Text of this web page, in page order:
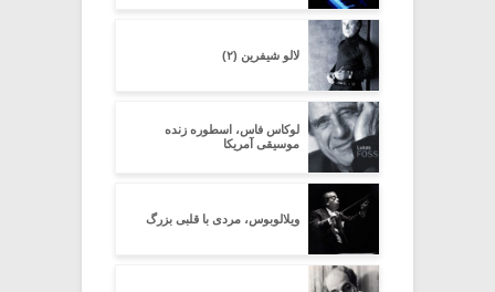
لالو شیفرین (۲)
لوکاس فاس، اسطوره زنده
موسیقی آمریکا
ویلالوبوس، مردی با قلبی بزرگ